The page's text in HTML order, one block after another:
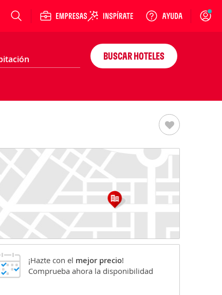
Login
BUSCAR HOTELES
¡Hazte con el mejor precio!
Comprueba ahora la disponibilidad